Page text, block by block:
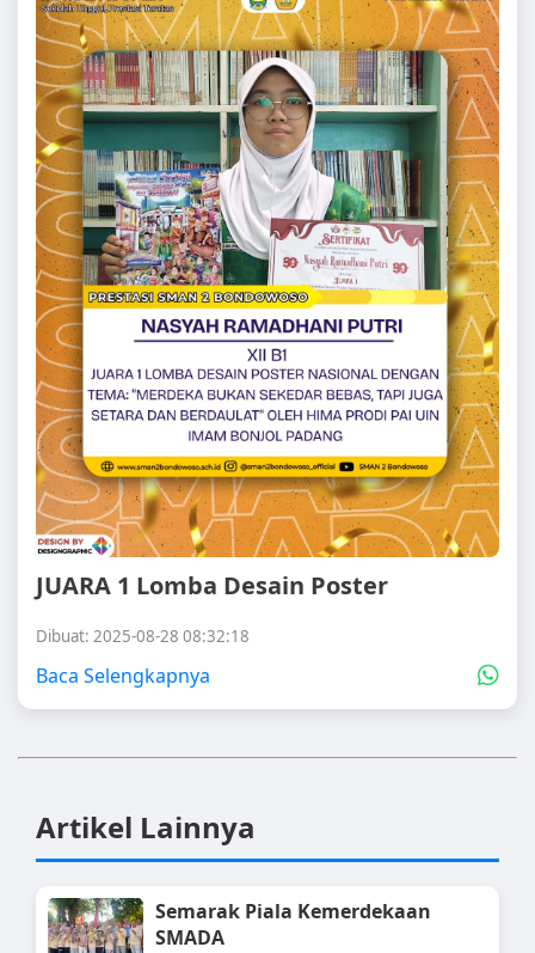
JUARA 1 Lomba Desain Poster
Dibuat: 2025-08-28 08:32:18
Baca Selengkapnya
Artikel Lainnya
Semarak Piala Kemerdekaan
SMADA